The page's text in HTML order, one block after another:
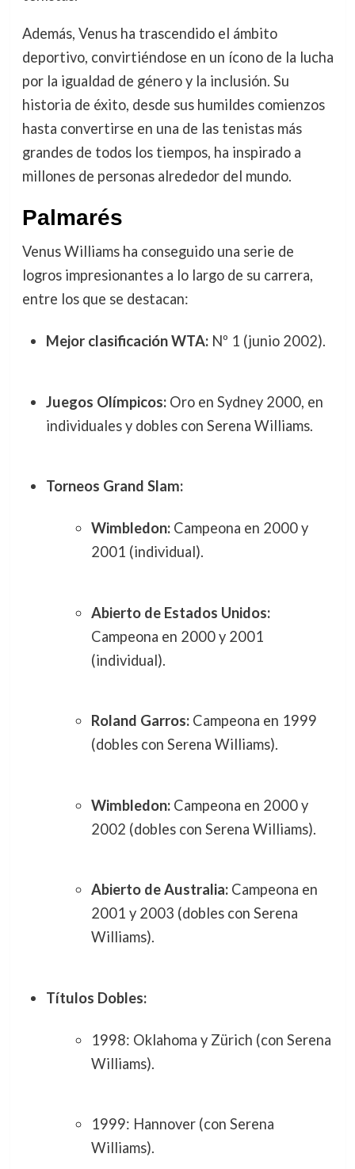
Además, Venus ha trascendido el ámbito
deportivo, convirtiéndose en un ícono de la lucha
por la igualdad de género y la inclusión. Su
historia de éxito, desde sus humildes comienzos
hasta convertirse en una de las tenistas más
grandes de todos los tiempos, ha inspirado a
millones de personas alrededor del mundo.
Palmarés
Venus Williams ha conseguido una serie de
logros impresionantes a lo largo de su carrera,
entre los que se destacan:
Mejor clasificación WTA:Nº 1 (junio 2002).
Juegos Olímpicos:Oro en Sydney 2000, en
individuales y dobles con Serena Williams.
Torneos Grand Slam:
Wimbledon:Campeona en 2000 y
2001 (individual).
Abierto de Estados Unidos:
Campeona en 2000 y 2001
(individual).
Roland Garros:Campeona en 1999
(dobles con Serena Williams).
Wimbledon:Campeona en 2000 y
2002 (dobles con Serena Williams).
Abierto de Australia:Campeona en
2001 y 2003 (dobles con Serena
Williams).
Títulos Dobles:
1998: Oklahoma y Zürich (con Serena
Williams).
1999: Hannover (con Serena
Williams).